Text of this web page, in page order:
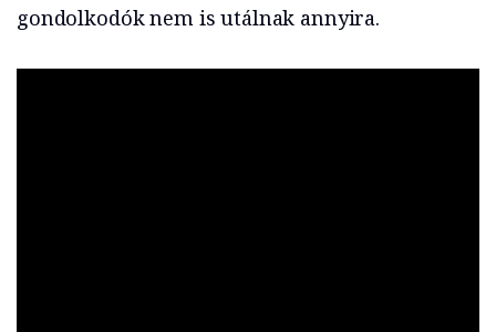
gondolkodók nem is utálnak annyira.